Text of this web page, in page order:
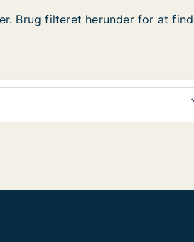
Brug filteret herunder for at